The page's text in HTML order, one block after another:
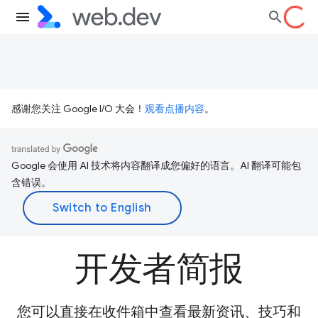
感谢您关注 Google I/O 大会！ 观看点播内容。
Google 会使用 AI 技术将内容翻译成您偏好的语言。AI 翻译可能包
含错误。
开发者简报
您可以直接在收件箱中查看最新资讯、技巧和